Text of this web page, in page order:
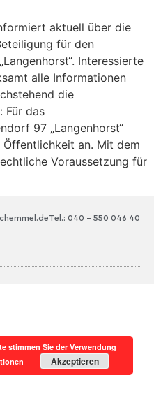
aktuell über die
für den
Interessierte
alle Informationen
die
Für das
97 „Langenhorst“
an. Mit dem
Voraussetzung für
Tel.: 040 – 550 046 40
stimmen Sie der Verwendung
Akzeptieren